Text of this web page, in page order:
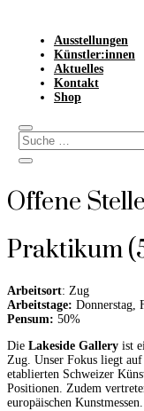
Ausstellungen
Künstler:innen
Aktuelles
Kontakt
Shop
Offene
Praktikum
Arbeitsort: Zug
Arbeitstage: Donnerstag,
Pensum: 50%
Die Lakeside Gallery ist
Zug. Unser Fokus liegt auf
etablierten Schweizer
Positionen. Zudem
europäischen Kunstmessen.